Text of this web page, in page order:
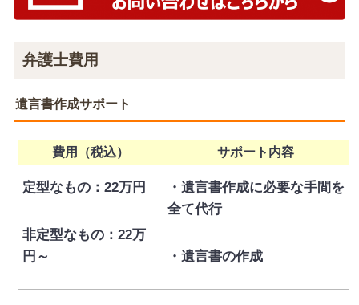
弁護士費用
遺言書作成サポート
費用（税込） サポート内容
定型なもの：22万円
非定型なもの：22万
円～
・遺言書作成に必要な手間を
全て代行
・ 遺言書の作成